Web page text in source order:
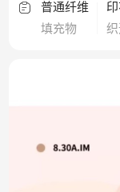
普通纤维
填充物